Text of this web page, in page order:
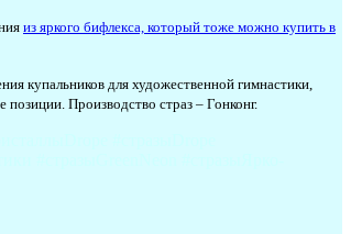
из яркого бифлекса, который тоже можно купить в
купальников для художественной гимнастики,
позиции. Производство страз – Гонконг.